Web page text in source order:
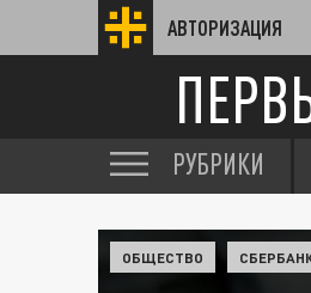
АВТОРИЗАЦИЯ
РУБРИКИ
ОБЩЕСТВО